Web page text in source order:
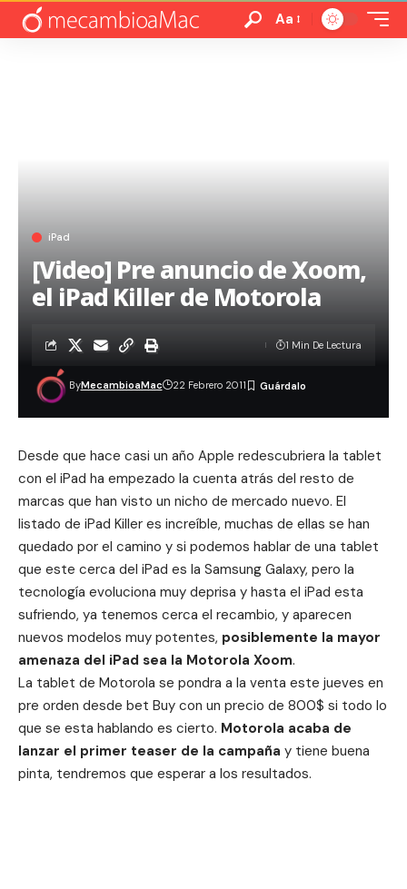
Aa
iPad
[Video] Pre anuncio de Xoom,
el iPad Killer de Motorola
ByMecambioaMac 22 Febrero 2011
1 Min De Lectura
Desde que hace casi un año Apple redescubriera la tablet
con el iPad ha empezado la cuenta atrás del resto de
marcas que han visto un nicho de mercado nuevo. El
listado de iPad Killer es increíble, muchas de ellas se han
quedado por el camino y si podemos hablar de una tablet
que este cerca del iPad es la Samsung Galaxy, pero la
tecnología evoluciona muy deprisa y hasta el iPad esta
sufriendo, ya tenemos cerca el recambio, y aparecen
nuevos modelos muy potentes, posiblemente la mayor
amenaza del iPad sea la Motorola Xoom.
La tablet de Motorola se pondra a la venta este jueves en
pre orden desde bet Buy con un precio de 800$ si todo lo
que se esta hablando es cierto. Motorola acaba de
lanzar el primer teaser de la campaña y tiene buena
pinta, tendremos que esperar a los resultados.